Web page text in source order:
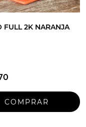
FULL 2K NARANJA